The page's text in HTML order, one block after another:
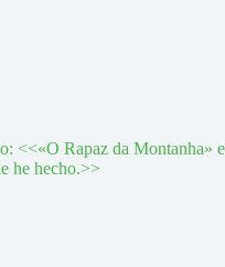
<<«O Rapaz da Montanha»
he hecho.>>